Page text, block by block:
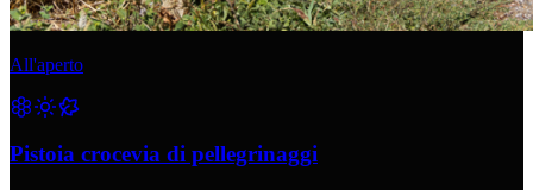
All'aperto
Pistoia crocevia di pellegrinaggi